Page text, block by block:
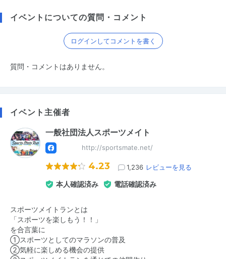
イベントについての質問・コメント
ログインしてコメントを書く
質問・コメントはありません。
イベント主催者
一般社団法人スポーツメイト
http://sportsmate.net/
4.23 1,236 レビューを見る
本人確認済み 電話確認済み
スポーツメイトランとは
「スポーツを楽しもう！！」
を合言葉に
①スポーツとしてのマラソンの普及
②気軽に楽しめる機会の提供